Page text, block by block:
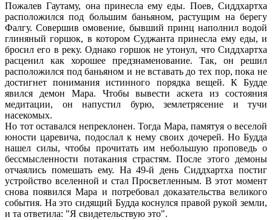
Пожалев Гаутаму, она принесла ему еды. Поев, Сиддхартха
расположился под большим баньяном, растущим на берегу
Фалгу. Совершив омовение, бывший принц наполнил водой
глиняный горшок, в котором Суджанта принесла ему еды, и
бросил его в реку. Однако горшок не утонул, что Сиддхартха
расценил как хорошее предзнаменование. Так, он решил
расположился под баньяном и не вставать до тех пор, пока не
достигнет понимания истинного порядка вещей. К Будде
явился демон Мара. Чтобы вывести аскета из состояния
медитации, он напустил бурю, землетрясение и тучи
насекомых.
Но тот оставался непреклонен. Тогда Мара, памятуя о веселой
юности царевича, подослал к нему своих дочерей. Но Будда
нашел силы, чтобы прочитать им небольшую проповедь о
бессмысленности потакания страстям. После этого демоны
отчаялись помешать ему. На 49-й день Сиддхартха постиг
устройство вселенной и стал Просветленным. В этот момент
снова появился Мара и потребовал доказательства великого
события. На это сидящий Будда коснулся правой рукой земли,
и та ответила: "Я свидетельствую это".